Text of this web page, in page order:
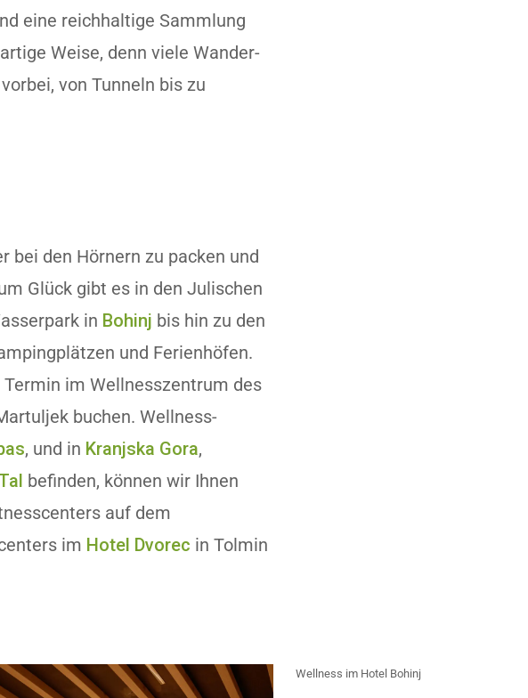
eine reichhaltige Sammlung
Weise, denn viele Wander-
von Tunneln bis zu
bei den Hörnern zu packen und
Glück gibt es in den Julischen
in Bohinj bis hin zu den
und Ferienhöfen.
im Wellnesszentrum des
buchen. Wellness-
, und in Kranjska Gora,
befinden, können wir Ihnen
auf dem
im Hotel Dvorec in Tolmin
Wellness im Hotel Bohinj